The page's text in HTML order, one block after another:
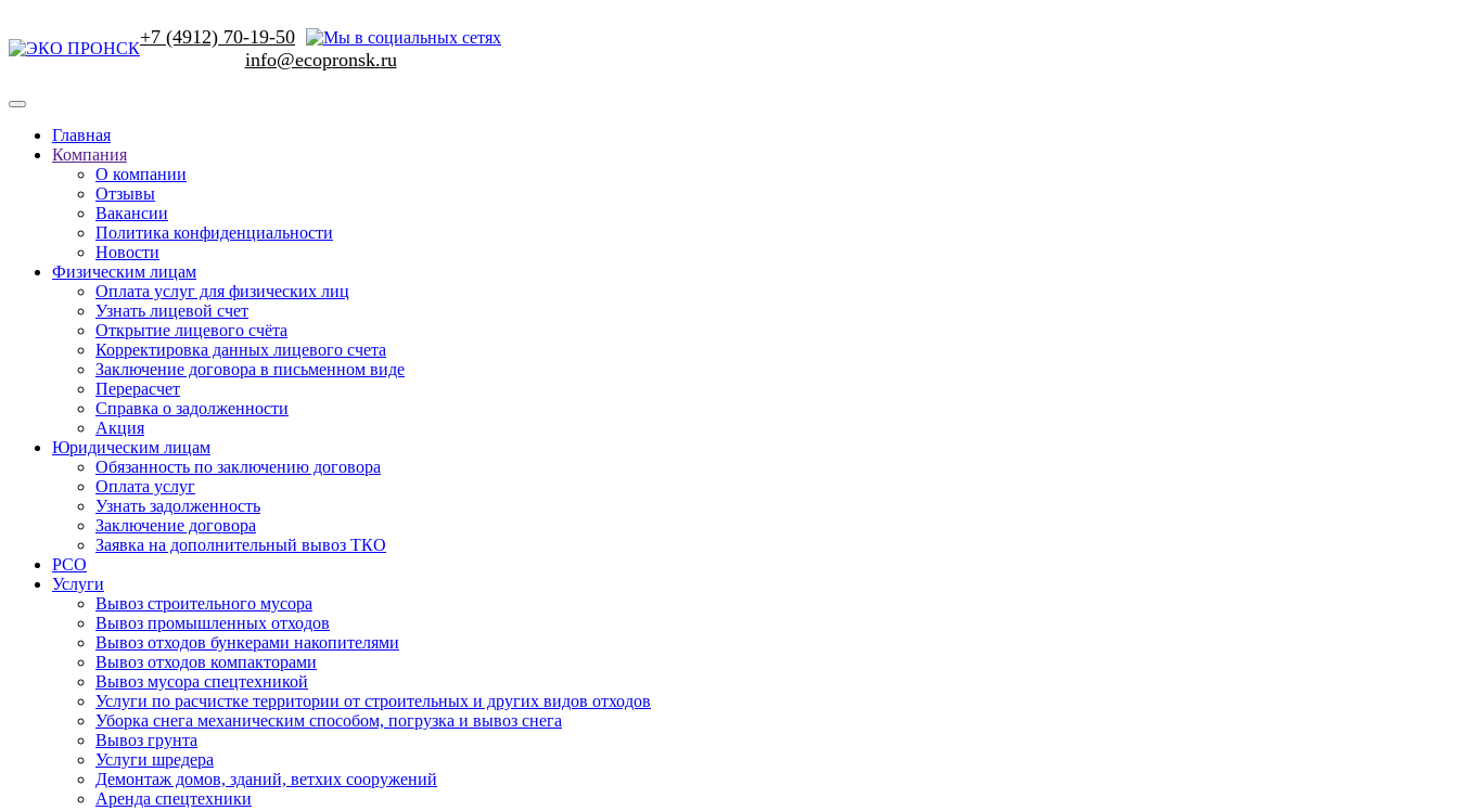
+7 (4912) 70-19-50
Главная
Компания
О компании
Отзывы
Вакансии
Политика конфиденциальности
Новости
Физическим лицам
Оплата услуг для физических лиц
Узнать лицевой счет
Открытие лицевого счёта
Корректировка данных лицевого счета
Заключение договора в письменном виде
Перерасчет
Справка о задолженности
Акция
Юридическим лицам
Обязанность по заключению договора
Оплата услуг
Узнать задолженность
Заключение договора
Заявка на дополнительный вывоз ТКО
РСО
Услуги
Вывоз строительного мусора
Вывоз промышленных отходов
Вывоз отходов бункерами накопителями
Вывоз отходов компакторами
Вывоз мусора спецтехникой
Услуги по расчистке территории от строительных и других видов отходов
Уборка снега механическим способом, погрузка и вывоз снега
Вывоз грунта
Услуги шредера
Демонтаж домов, зданий, ветхих сооружений
Аренда спецтехники